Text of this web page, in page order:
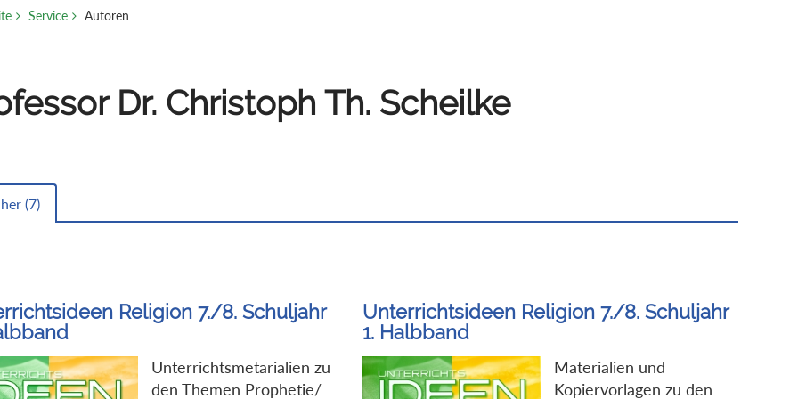
Service Autoren
Dr. Christoph Th. Scheilke
(7)
Religion 7./8. Schuljahr
Unterrichtsmetarialien zu
den Themen Prophetie/
Unterrichtsideen Religion 7./8. Schuljahr
1. Halbband
Materialien und
Kopiervorlagen zu den